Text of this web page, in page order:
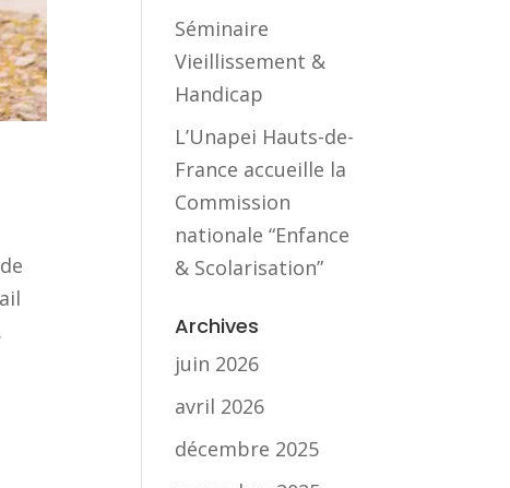
Séminaire
Vieillissement &
Handicap
L’Unapei Hauts-de-
France accueille la
Commission
nationale “Enfance
& Scolarisation”
Archives
juin 2026
avril 2026
décembre 2025